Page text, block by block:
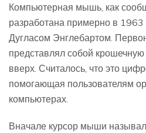
Компьютерная мышь, как
разработана примерно в
Дугласом Энглебартом.
представлял собой
вверх. Считалось, что это
помогающая пользователям
компьютерах.
Вначале курсор мыши